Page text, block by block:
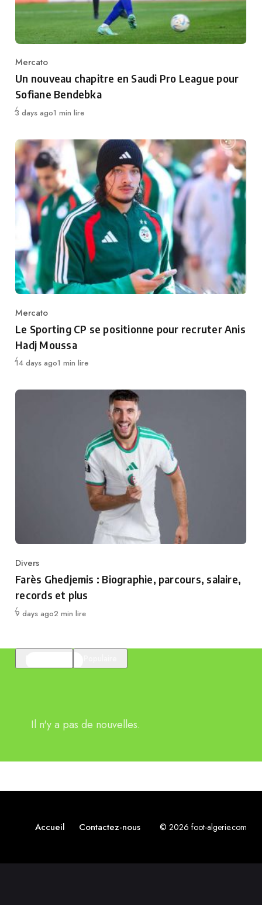
Category
Mercato
Un nouveau chapitre en Saudi Pro League pour
Sofiane Bendebka
Publié
3 days ago1 min lire
Category
Mercato
Le Sporting CP se positionne pour recruter Anis
Hadj Moussa
Publié
14 days ago1 min lire
Category
Divers
Farès Ghedjemis : Biographie, parcours, salaire,
records et plus
Publié
9 days ago2 min lire
Il n'y a pas de nouvelles.
Accueil Contactez-nous © 2026 foot-algerie.com